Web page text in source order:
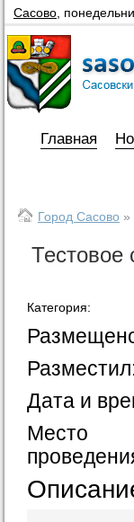
Сасово
Главная
Город Сасово »
Тестовое
Категория:
Дата и
Место